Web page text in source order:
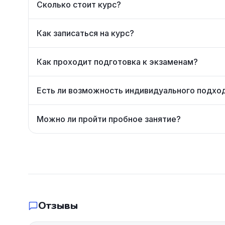
Сколько стоит курс?
Как записаться на курс?
Как проходит подготовка к экзаменам?
Есть ли возможность индивидуального
Можно ли пройти пробное занятие?
Отзывы